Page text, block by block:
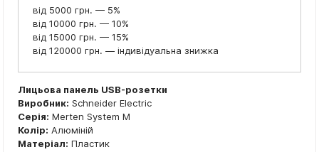
від 5000 грн. — 5%
від 10000 грн. — 10%
від 15000 грн. — 15%
від 120000 грн. — індивідуальна знижка
Лицьова панель USB-розетки
Виробник: Schneider Electric
Серія: Merten System M
Колір: Алюміній
Матеріал: Пластик